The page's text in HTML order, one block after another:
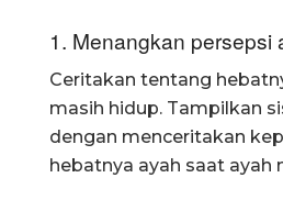
1. Menangkan persepsi
Ceritakan tentang
masih hidup. Tampilkan
dengan menceritakan
hebatnya ayah saat ayah